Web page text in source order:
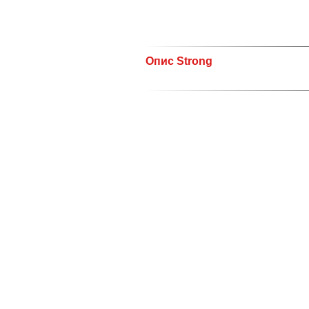
Опис Strong